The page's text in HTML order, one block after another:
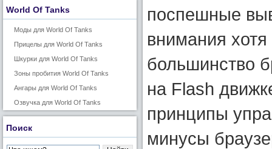
World Of Tanks
Моды для World Of Tanks
Прицелы для World Of Tanks
Шкурки для World Of Tanks
Зоны пробития World Of Tanks
Ангары для World Of Tanks
Озвучка для World Of Tanks
Поиск
поспешные
внимания
большинство
на Flash
принципы
минусы